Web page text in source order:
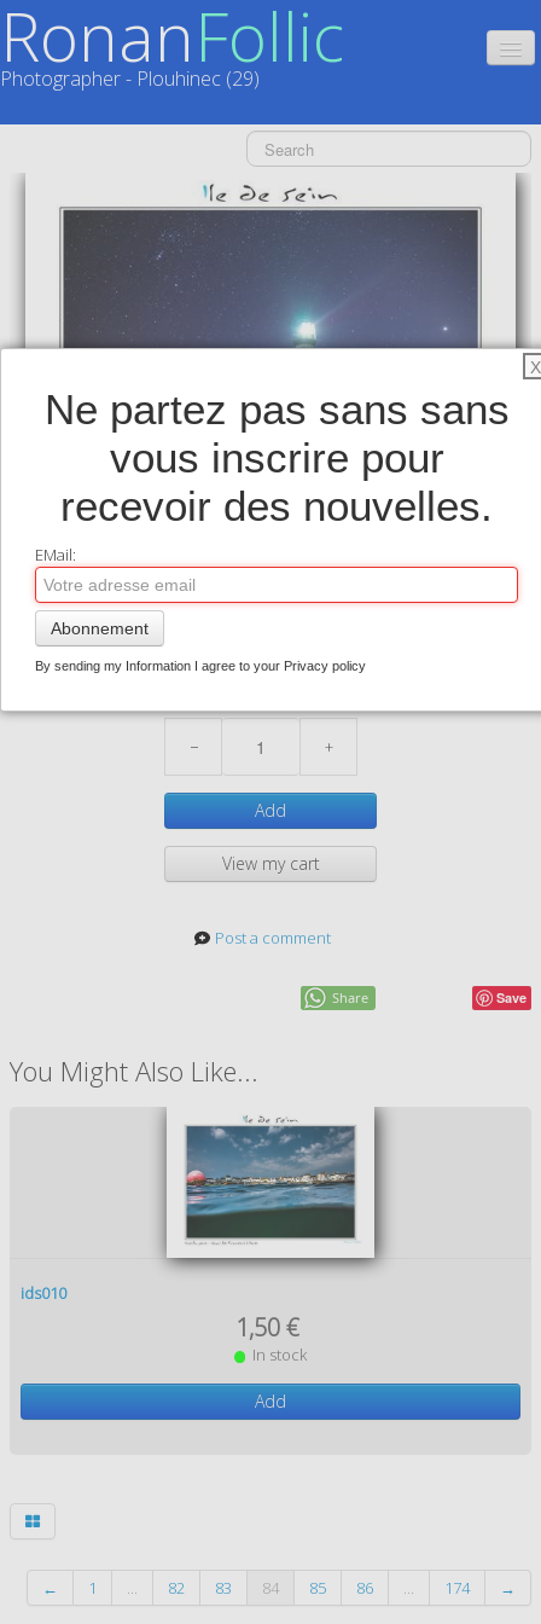
RonanFollic
Photographer - Plouhinec (29)
CATALOGUES
LIVRES
BOUTIQUE ▼
TIRAGES SUPPORTS HAUT DE GAMME
CONTACT
0
ids015
1,50 €
In stock
− +
Add
View my cart
Post a comment
Save
Share
You Might Also Like...
ids010
1,50 €
In stock
Add
← 1 ... 82 83 84 85 86 ... 174 →
X
Ne partez pas sans sans
vous inscrire pour
recevoir des nouvelles.
EMail:
Abonnement
By sending my Information I agree to your Privacy policy